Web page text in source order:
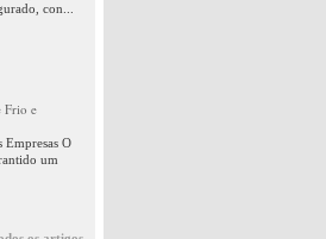
con...
Frio e
Empresas O
um